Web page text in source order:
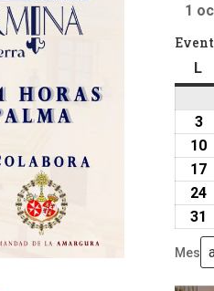
1
L
33
10
17
24
31
Mes